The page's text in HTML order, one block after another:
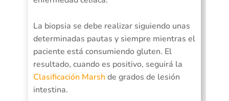
La biopsia se debe realizar siguiendo unas
determinadas pautas y siempre mientras el
paciente está consumiendo gluten. El
resultado, cuando es positivo, seguirá la
Clasificación Marsh de grados de lesión
intestina.